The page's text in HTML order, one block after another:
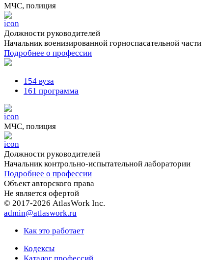
МЧС, полиция
Должности руководителей
Начальник военизированной горноспасательной части
Подробнее о профессии
154 вуза
161 программа
МЧС, полиция
Должности руководителей
Начальник контрольно-испытательной лаборатории
Подробнее о профессии
Объект авторского права
Не является офертой
© 2017-2026 AtlasWork Inc.
admin@atlaswork.ru
Как это работает
Кодексы